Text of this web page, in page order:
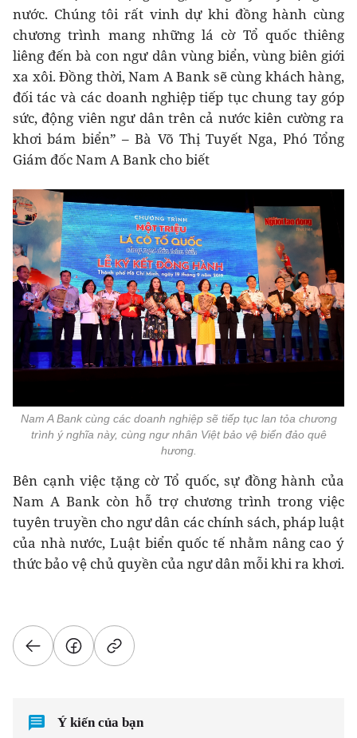
nước. Chúng tôi rất vinh dự khi đồng hành cùng
chương trình mang những lá cờ Tổ quốc thiêng
liêng đến bà con ngư dân vùng biển, vùng biên giới
xa xôi. Đồng thời, Nam A Bank sẽ cùng khách hàng,
đối tác và các doanh nghiệp tiếp tục chung tay góp
sức, động viên ngư dân trên cả nước kiên cường ra
khơi bám biển” – Bà Võ Thị Tuyết Nga, Phó Tổng
Giám đốc Nam A Bank cho biết
Nam A Bank cùng các doanh nghiệp sẽ tiếp tục lan tỏa chương
trình ý nghĩa này, cùng ngư nhân Việt bảo vệ biển đảo quê
hương.
Bên cạnh việc tặng cờ Tổ quốc, sự đồng hành của
Nam A Bank còn hỗ trợ chương trình trong việc
tuyên truyền cho ngư dân các chính sách, pháp luật
của nhà nước, Luật biển quốc tế nhằm nâng cao ý
thức bảo vệ chủ quyền của ngư dân mỗi khi ra khơi.
Ý kiến của bạn